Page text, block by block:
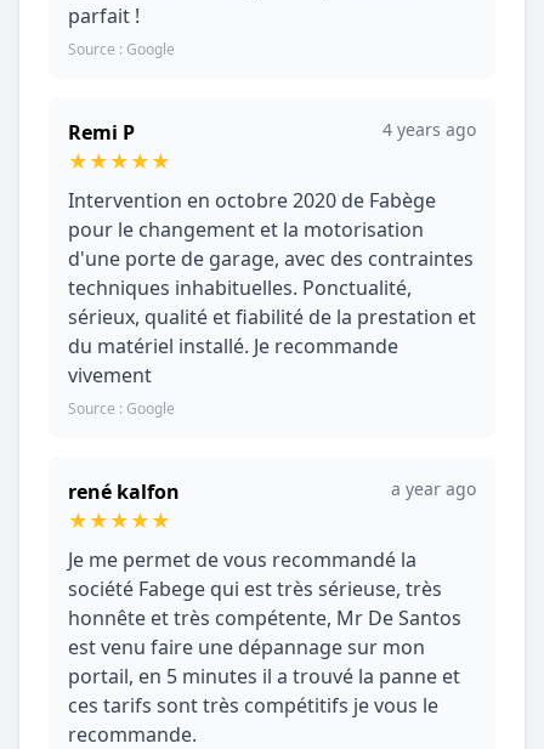
parfait !
Source : Google
Remi P
★★★★★
4 years ago
Intervention en octobre 2020 de Fabège
pour le changement et la motorisation
d'une porte de garage, avec des contraintes
techniques inhabituelles. Ponctualité,
sérieux, qualité et fiabilité de la prestation et
du matériel installé. Je recommande
vivement
Source : Google
rené kalfon
★★★★★
a year ago
Je me permet de vous recommandé la
société Fabege qui est très sérieuse, très
honnête et très compétente, Mr De Santos
est venu faire une dépannage sur mon
portail, en 5 minutes il a trouvé la panne et
ces tarifs sont très compétitifs je vous le
recommande.